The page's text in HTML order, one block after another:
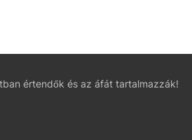
értendők és az áfát tartalmazzák!